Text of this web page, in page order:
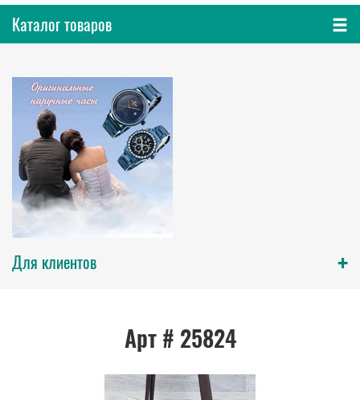
Каталог товаров
Для клиентов +
Арт # 25824